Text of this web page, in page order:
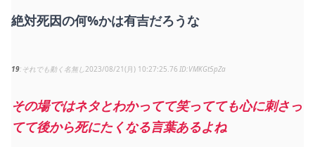
絶対死因の何%かは有吉だろうな
19 それでも動く名無し 2023/08/21(月) 10:27:25.76 VMKGt5pZa
その場ではネタとわかってて笑ってても心に刺さっ
てて後から死にたくなる言葉あるよね